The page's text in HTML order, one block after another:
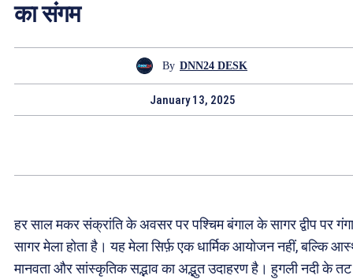
का संगम
By DNN24 DESK
January 13, 2025
हर साल मकर संक्रांति के अवसर पर पश्चिम बंगाल के सागर द्वीप पर गंगा
सागर मेला होता है। यह मेला सिर्फ़ एक धार्मिक आयोजन नहीं, बल्कि
मानवता और सांस्कृतिक सद्भाव का अद्भुत उदाहरण है। हुगली नदी के